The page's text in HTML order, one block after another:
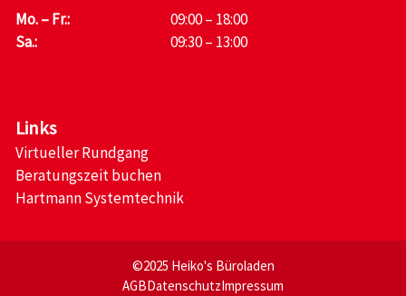
Mo. – Fr.:
09:00 – 18:00
Sa.:
09:30 – 13:00
Links
Virtueller Rundgang
Beratungszeit buchen
Hartmann Systemtechnik
©2025 Heiko's Büroladen
AGBDatenschutzImpressum